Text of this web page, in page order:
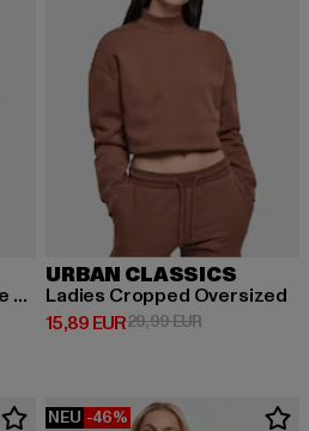
Ladies Short Rib Knit One Sleeve
39,99 EUR
URBAN CLASSICS
Ladies Cropped Oversized
15,89 EUR
Derzeitiger Preis: 15,89 EUR
29,99 EURAktionspreis:
NEU -46%